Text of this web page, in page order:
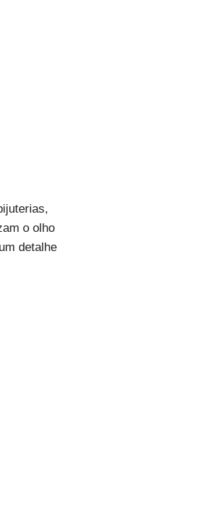
o olho
detalhe